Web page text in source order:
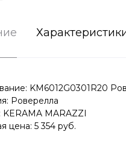
KM6012G0301R20
Роверелла
MARAZZI
цена: 5 354 руб.